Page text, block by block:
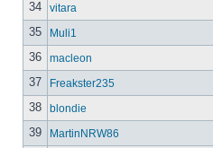
34 vitara
35 Muli1
36 macleon
37 Freakster235
38 blondie
39 MartinNRW86